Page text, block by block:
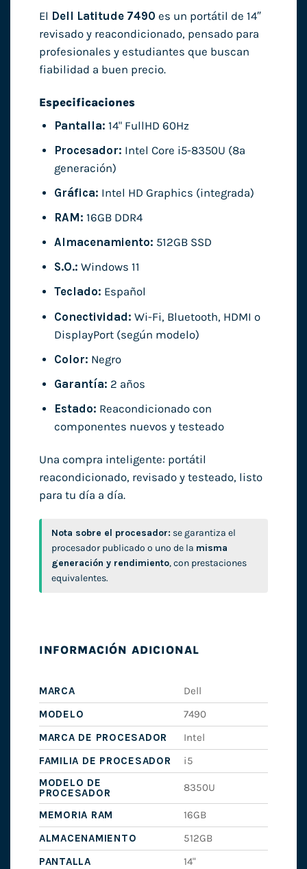
El Dell Latitude 7490 es un portátil de 14″
revisado y reacondicionado, pensado para
profesionales y estudiantes que buscan
fiabilidad a buen precio.
Especificaciones
Pantalla: 14" FullHD 60Hz
Procesador: Intel Core i5-8350U (8ª
generación)
Gráfica: Intel HD Graphics (integrada)
RAM: 16GB DDR4
Almacenamiento: 512GB SSD
S.O.: Windows 11
Teclado: Español
Conectividad: Wi-Fi, Bluetooth, HDMI o
DisplayPort (según modelo)
Color: Negro
Garantía: 2 años
Estado: Reacondicionado con
componentes nuevos y testeado
Una compra inteligente: portátil
reacondicionado, revisado y testeado, listo
para tu día a día.
Nota sobre el procesador: se garantiza el
procesador publicado o uno de la misma
generación y rendimiento, con prestaciones
equivalentes.
INFORMACIÓN ADICIONAL
MARCA
Dell
MODELO
7490
MARCA DE PROCESADOR
Intel
FAMILIA DE PROCESADOR
i5
MODELO DE
PROCESADOR
8350U
MEMORIA RAM
16GB
ALMACENAMIENTO
512GB
PANTALLA
14"